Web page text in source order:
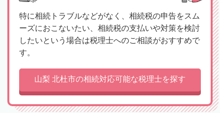
特に相続トラブルなどがなく、相続税の申告をスム
ーズにおこないたい、相続税の支払いや対策を検討
したいという場合は税理士へのご相談がおすすめで
す。
山梨 北杜市の相続対応可能な税理士を探す